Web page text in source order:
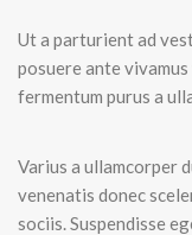
Ut a parturient ad
posuere ante
fermentum purus a
Varius a ullamcorper
venenatis donec
sociis. Suspendisse